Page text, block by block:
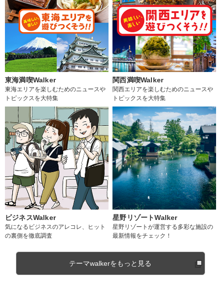
東海満喫Walker
東海エリアを楽しむためのニュースや
トピックスを大特集
関西満喫Walker
関西エリアを楽しむためのニュースや
トピックスを大特集
ビジネスWalker
気になるビジネスのアレコレ、ヒット
の裏側を徹底調査
星野リゾートWalker
星野リゾートが運営する多彩な施設の
最新情報をチェック！
テーマwalkerをもっと見る